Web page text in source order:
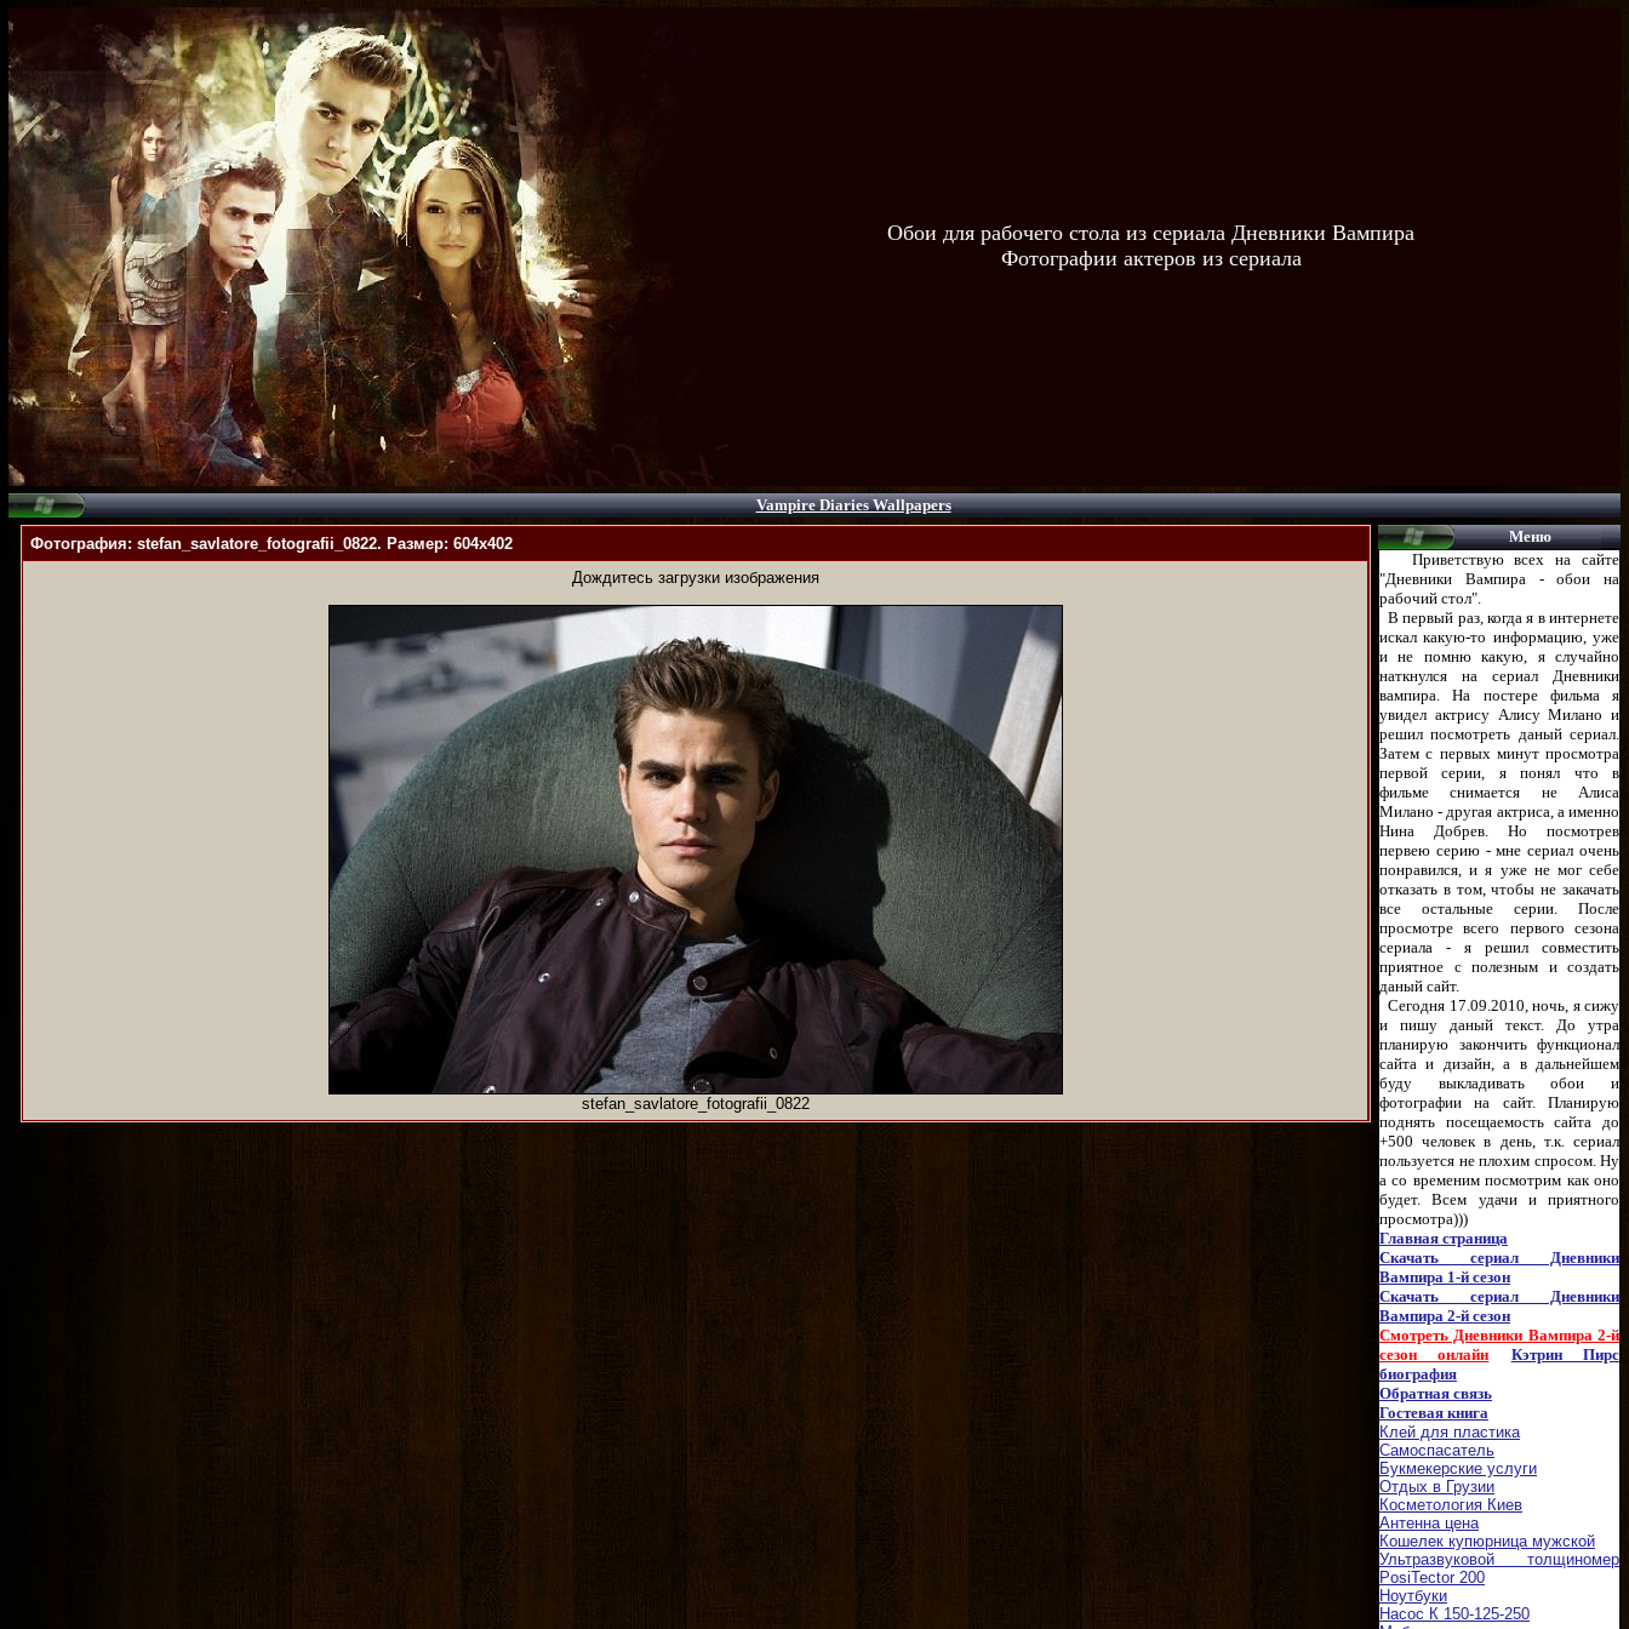
Обои для рабочего стола из сериала Дневники Вампира
Фотографии актеров из сериала
Vampire Diaries Wallpapers
Фотография: stefan_savlatore_fotografii_0822. Размер: 604x402
Дождитесь загрузки изображения
stefan_savlatore_fotografii_0822
Меню
Приветствую всех на сайте
"Дневники Вампира - обои на
рабочий стол".
В первый раз, когда я в интернете
искал какую-то информацию, уже
и не помню какую, я случайно
наткнулся на сериал Дневники
вампира. На постере фильма я
увидел актрису Алису Милано и
решил посмотреть даный сериал.
Затем с первых минут просмотра
первой серии, я понял что в
фильме снимается не Алиса
Милано - другая актриса, а именно
Нина Добрев. Но посмотрев
первею серию - мне сериал очень
понравился, и я уже не мог себе
отказать в том, чтобы не закачать
все остальные серии. После
просмотре всего первого сезона
сериала - я решил совместить
приятное с полезным и создать
даный сайт.
Сегодня 17.09.2010, ночь, я сижу
и пишу даный текст. До утра
планирую закончить функционал
сайта и дизайн, а в дальнейшем
буду выкладивать обои и
фотографии на сайт. Планирую
поднять посещаемость сайта до
+500 человек в день, т.к. сериал
пользуется не плохим спросом. Ну
а со временим посмотрим как оно
будет. Всем удачи и приятного
просмотра)))
Главная страница
Скачать сериал Дневники
Вампира 1-й сезон
Скачать сериал Дневники
Вампира 2-й сезон
Смотреть Дневники Вампира 2-й
сезон онлайн
Кэтрин Пирс
биография
Обратная связь
Гостевая книга
Клей для пластика
Самоспасатель
Букмекерские услуги
Отдых в Грузии
Косметология Киев
Антенна цена
Кошелек купюрница мужской
Ультразвуковой толщиномер
PosiTector 200
Ноутбуки
Насос К 150-125-250